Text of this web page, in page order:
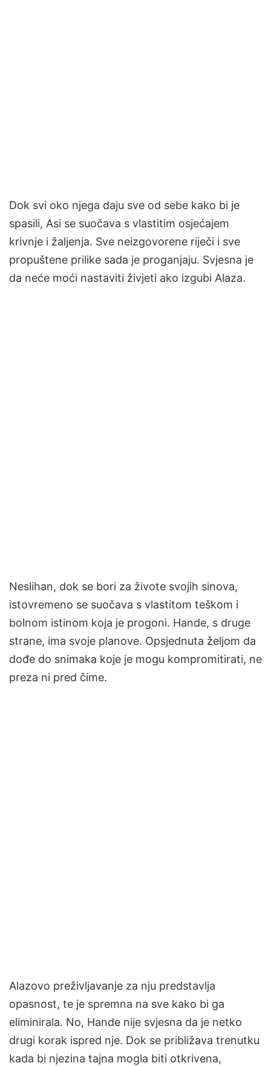
Dok svi oko njega daju sve od sebe kako bi je
spasili, Asi se suočava s vlastitim osjećajem
krivnje i žaljenja. Sve neizgovorene riječi i sve
propuštene prilike sada je proganjaju. Svjesna je
da neće moći nastaviti živjeti ako izgubi Alaza.
Neslihan, dok se bori za živote svojih sinova,
istovremeno se suočava s vlastitom teškom i
bolnom istinom koja je progoni. Hande, s druge
strane, ima svoje planove. Opsjednuta željom da
dođe do snimaka koje je mogu kompromitirati, ne
preza ni pred čime.
Alazovo preživljavanje za nju predstavlja
opasnost, te je spremna na sve kako bi ga
eliminirala. No, Hande nije svjesna da je netko
drugi korak ispred nje. Dok se približava trenutku
kada bi njezina tajna mogla biti otkrivena,